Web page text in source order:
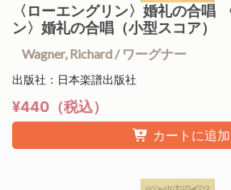
〈ローエングリン〉婚礼の合唱
ン〉婚礼の合唱（小型スコア）
Wagner, Richard / ワーグナー
出版社：日本楽譜出版社
¥440（税込）
カートに追加